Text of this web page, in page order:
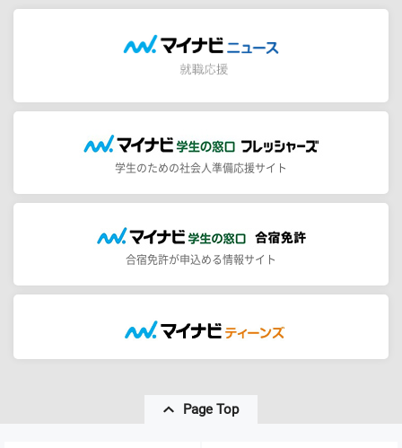
学生のための社会人準備応援サイト
合宿免許が申込める情報サイト
Page Top